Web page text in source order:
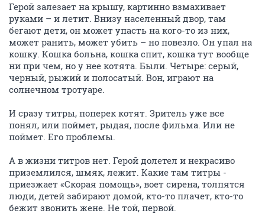
Герой залезает на крышу, картинно взмахивает
руками – и летит. Внизу населенный двор, там
бегают дети, он может упасть на кого-то из них,
может ранить, может убить – но повезло. Он упал на
кошку. Кошка больна, кошка спит, кошка тут вообще
ни при чем, но у нее котята. Были. Четыре: серый,
черный, рыжий и полосатый. Вон, играют на
солнечном тротуаре.
И сразу титры, поперек котят. Зритель уже все
понял, или поймет, рыдая, после фильма. Или не
поймет. Его проблемы.
А в жизни титров нет. Герой долетел и некрасиво
приземлился, шмяк, лежит. Какие там титры -
приезжает «Скорая помощь», воет сирена, толпятся
люди, детей забирают домой, кто-то плачет, кто-то
бежит звонить жене. Не той, первой.